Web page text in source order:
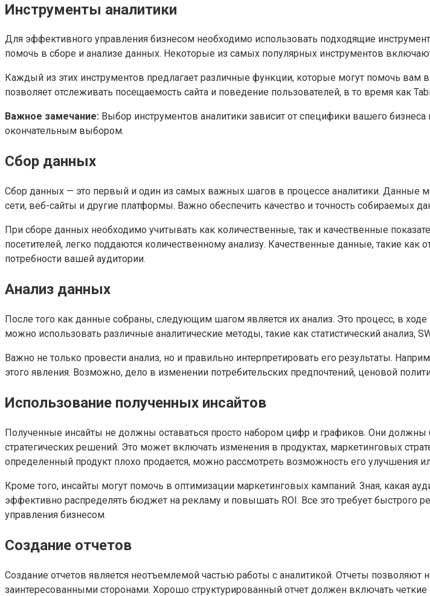
Инструменты аналитики
Для эффективного управления бизнесом необходимо использовать подходящие
помочь в сборе и анализе данных. Некоторые из самых популярных инструментов
Каждый из этих инструментов предлагает различные функции, которые могут помочь вам
позволяет отслеживать посещаемость сайта и поведение пользователей, в то время как
Важное замечание: Выбор инструментов аналитики зависит от специфики вашего
окончательным выбором.
Сбор данных
Сбор данных — это первый и один из самых важных шагов в процессе аналитики. Данные
сети, веб-сайты и другие платформы. Важно обеспечить качество и точность собираемых
При сборе данных необходимо учитывать как количественные, так и качественные
посетителей, легко поддаются количественному анализу. Качественные данные, такие
потребности вашей аудитории.
Анализ данных
После того как данные собраны, следующим шагом является их анализ. Это процесс, в
можно использовать различные аналитические методы, такие как статистический анализ,
Важно не только провести анализ, но и правильно интерпретировать его результаты.
этого явления. Возможно, дело в изменении потребительских предпочтений, ценовой
Использование полученных инсайтов
Полученные инсайты не должны оставаться просто набором цифр и графиков. Они
стратегических решений. Это может включать изменения в продуктах, маркетинговых
определенный продукт плохо продается, можно рассмотреть возможность его улучшения
Кроме того, инсайты могут помочь в оптимизации маркетинговых кампаний. Зная, какая
эффективно распределять бюджет на рекламу и повышать ROI. Все это требует быстрого
управления бизнесом.
Создание отчетов
Создание отчетов является неотъемлемой частью работы с аналитикой. Отчеты
заинтересованными сторонами. Хорошо структурированный отчет должен включать